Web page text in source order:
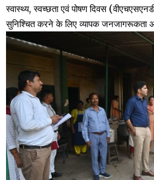
स्वास्थ्य, स्वच्छता एवं पोषण दिवस
सुनिश्चित करने के लिए व्यापक जनजागरूकता